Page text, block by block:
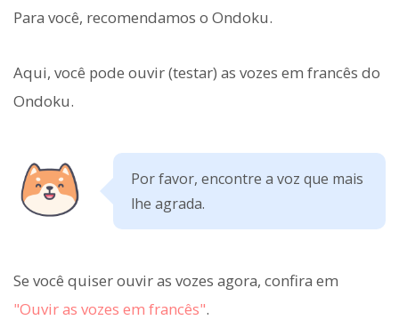
Para você, recomendamos o Ondoku.
Aqui, você pode ouvir (testar) as vozes em francês do
Ondoku.
Por favor, encontre a voz que mais
lhe agrada.
Se você quiser ouvir as vozes agora, confira em
"Ouvir as vozes em francês".